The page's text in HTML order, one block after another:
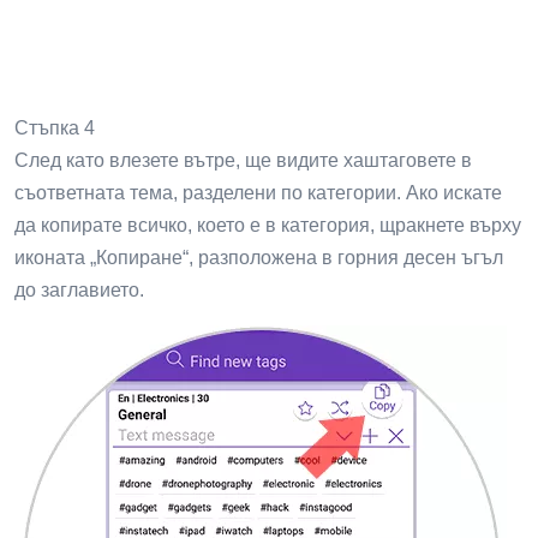
Стъпка 4
След като влезете вътре, ще видите хаштаговете в
съответната тема, разделени по категории. Ако искате
да копирате всичко, което е в категория, щракнете върху
иконата „Копиране“, разположена в горния десен ъгъл
до заглавието.